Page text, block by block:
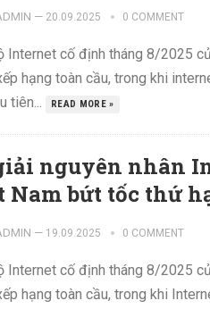
— 20.09.2025 0 COMMENT
Internet cố định tháng 8/2025
hạng toàn cầu, trong khi
tiên...
READ MORE »
nguyên nhân
Nam bứt tốc thứ
— 19.09.2025 0 COMMENT
Internet cố định tháng 8/2025
hạng toàn cầu, trong khi